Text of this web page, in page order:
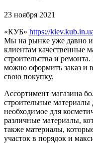
23 ноября 2021
«КУБ» https://
Мы на рынке уже давно
клиентам качественные
строительства и
можно оформить заказ и
свою покупку.
Ассортимент магазина
строительные материалы
необходимое для
различные материалы,
также материалы,
участок в порядок и